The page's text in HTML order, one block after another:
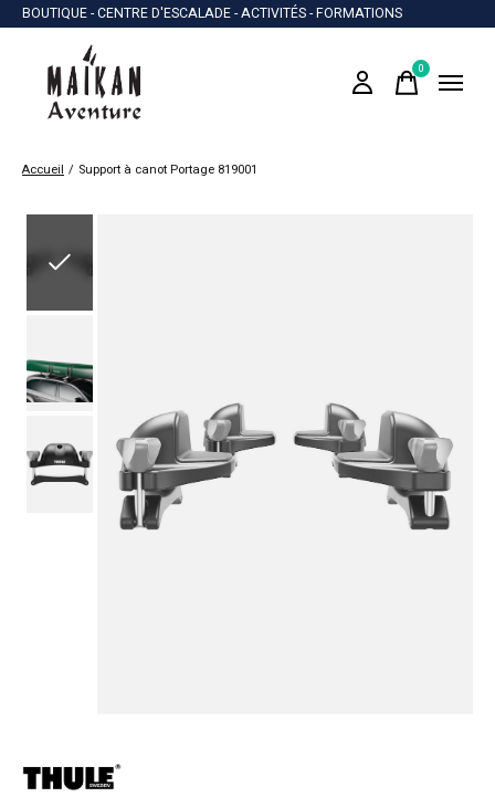
BOUTIQUE - CENTRE D'ESCALADE - ACTIVITÉS - FORMATIONS
0items
Accueil / Support à canot Portage 819001